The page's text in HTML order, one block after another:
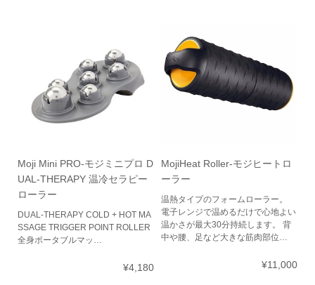
Moji Mini PRO-モジミニプロ D
UAL-THERAPY 温冷セラピー
ローラー
DUAL-THERAPY COLD + HOT MA
SSAGE TRIGGER POINT ROLLER
全身ポータブルマッ…
¥4,180
MojiHeat Roller-モジヒートロ
ーラー
温熱タイプのフォームローラー。
電子レンジで温めるだけで心地よい
温かさが最大30分持続します。 背
中や腰、足など大きな筋肉部位…
¥11,000